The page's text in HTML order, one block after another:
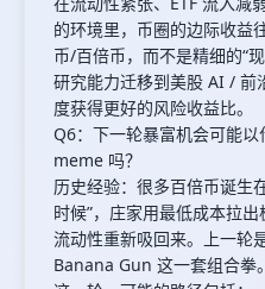
的环境里，币圈的边际收益
币/百倍币，而不是精细的“
研究能力迁移到美股 AI / 前
度获得更好的风险收益比。
Q6：下一轮暴富机会可能
meme 吗？
历史经验：很多百倍币诞生
时候”，庄家用最低成本拉
流动性重新吸回来。上一轮
Banana Gun 这一套组合拳。